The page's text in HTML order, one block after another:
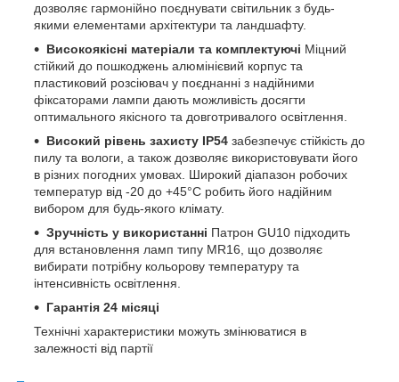
дозволяє гармонійно поєднувати світильник з будь-
якими елементами архітектури та ландшафту.
Високоякісні матеріали та комплектуючі Міцний
стійкий до пошкоджень алюмінієвий корпус та
пластиковий розсіювач у поєднанні з надійними
фіксаторами лампи дають можливість досягти
оптимального якісного та довготривалого освітлення.
Високий рівень захисту IP54 забезпечує стійкість до
пилу та вологи, а також дозволяє використовувати його
в різних погодних умовах. Широкий діапазон робочих
температур від -20 до +45°C робить його надійним
вибором для будь-якого клімату.
Зручність у використанні Патрон GU10 підходить
для встановлення ламп типу MR16, що дозволяє
вибирати потрібну кольорову температуру та
інтенсивність освітлення.
Гарантія 24 місяці
Технічні характеристики можуть змінюватися в
залежності від партії